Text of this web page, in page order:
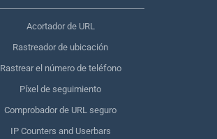
Acortador de URL
Rastreador de ubicación
Rastrear el número de teléfono
Píxel de seguimiento
Comprobador de URL seguro
IP Counters and Userbars